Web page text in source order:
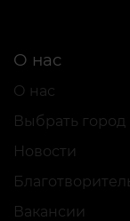
О нас
О нас
Выбрать город
Новости
Вакансии